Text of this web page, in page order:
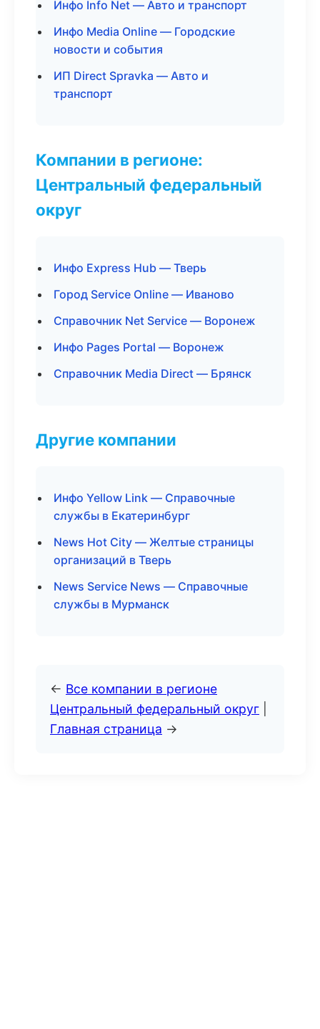
Инфо Info Net — Авто и транспорт
Инфо Media Online — Городские
новости и события
ИП Direct Spravka — Авто и
транспорт
Компании в регионе:
Центральный федеральный
округ
Инфо Express Hub — Тверь
Город Service Online — Иваново
Справочник Net Service — Воронеж
Инфо Pages Portal — Воронеж
Справочник Media Direct — Брянск
Другие компании
Инфо Yellow Link — Справочные
службы в Екатеринбург
News Hot City — Желтые страницы
организаций в Тверь
News Service News — Справочные
службы в Мурманск
← Все компании в регионе
Центральный федеральный округ
Главная страница →